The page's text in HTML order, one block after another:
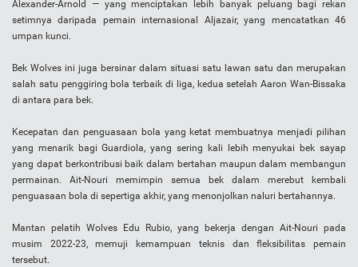
Alexander-Arnold — yang menciptakan lebih banyak peluang bagi rekan
setimnya daripada pemain internasional Aljazair, yang mencatatkan 46
umpan kunci.
Bek Wolves ini juga bersinar dalam situasi satu lawan satu dan merupakan
salah satu penggiring bola terbaik di liga, kedua setelah Aaron Wan-Bissaka
di antara para bek.
Kecepatan dan penguasaan bola yang ketat membuatnya menjadi pilihan
yang menarik bagi Guardiola, yang sering kali lebih menyukai bek sayap
yang dapat berkontribusi baik dalam bertahan maupun dalam membangun
permainan. Ait-Nouri memimpin semua bek dalam merebut kembali
penguasaan bola di sepertiga akhir, yang menonjolkan naluri bertahannya.
Mantan pelatih Wolves Edu Rubio, yang bekerja dengan Ait-Nouri pada
musim 2022-23, memuji kemampuan teknis dan fleksibilitas pemain
tersebut.